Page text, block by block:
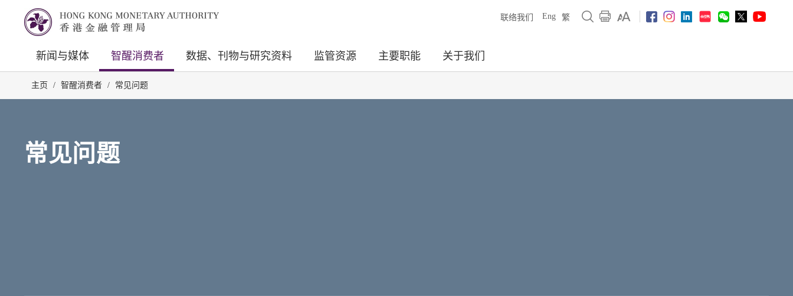
联络我们 Eng 繁
新闻与媒体 智醒消费者 数据、刊物与研究资料 监管资源 主要职能 关于我们
主页 / 智醒消费者 / 常见问题
常见问题